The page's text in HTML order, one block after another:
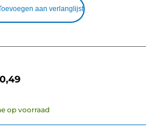
aan verlanglijst
op voorraad